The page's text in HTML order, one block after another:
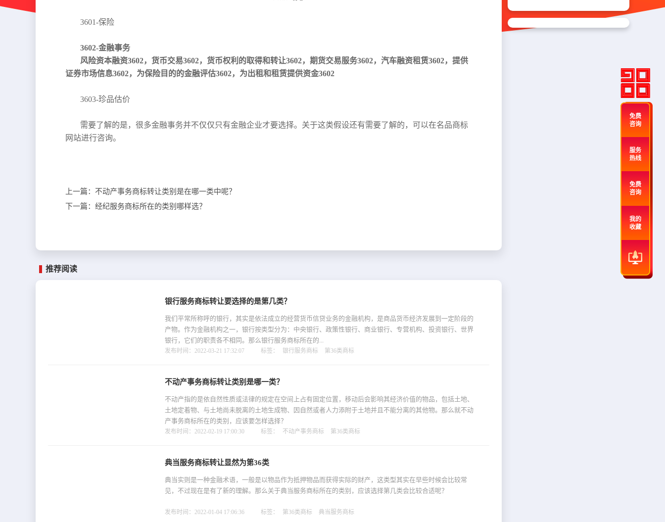
3601-保险
3602-金融事务
风险资本融资3602，货币交易3602，货币权利的取得和转让3602，期货交易服务3602，汽车融资租赁3602，提供
证券市场信息3602，为保险目的的金融评估3602，为出租和租赁提供资金3602
3603-珍品估价
需要了解的是，很多金融事务并不仅仅只有金融企业才要选择。关于这类假设还有需要了解的，可以在名品商标
网站进行咨询。
上一篇： 不动产事务商标转让类别是在哪一类中呢？
下一篇： 经纪服务商标所在的类别哪样选？
银行服务商标转让要选择的是第几类？
我们平常所称呼的银行，其实是依法成立的经营货币信贷业务的金融机构，是商品货币经济发展到一定阶段的
产物。作为金融机构之一，银行按类型分为：中央银行、政策性银行、商业银行、专营机构、投资银行、世界
银行，它们的职责各不相同。那么银行服务商标所在的...
发布时间：2022-03-21 17:32:07 标签： 银行服务商标 第36类商标
不动产事务商标转让类别是哪一类？
不动产指的是依自然性质或法律的规定在空间上占有固定位置，移动后会影响其经济价值的物品，包括土地、
土地定着物、与土地尚未脱离的土地生成物、因自然或者人力添附于土地并且不能分离的其他物。那么就不动
产事务商标所在的类别，应该要怎样选择？
发布时间：2022-02-19 17:00:30 标签： 不动产事务商标 第36类商标
典当服务商标转让显然为第36类
典当实则是一种金融术语，一般是以物品作为抵押物品而获得实际的财产，这类型其实在早些时候会比较常
见，不过现在是有了新的理解。那么关于典当服务商标所在的类别，应该选择第几类会比较合适呢？
发布时间：2022-01-04 17:06:36 标签： 第36类商标 典当服务商标
推荐阅读
免费
咨询
服务
热线
免费
咨询
我的
收藏